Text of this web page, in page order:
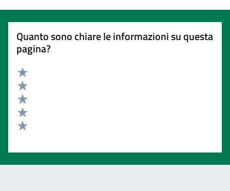
Quanto sono chiare le informazioni su questa
pagina?
Valuta 5 stelle su 5
Valuta 4 stelle su 5
Valuta 3 stelle su 5
Valuta 2 stelle su 5